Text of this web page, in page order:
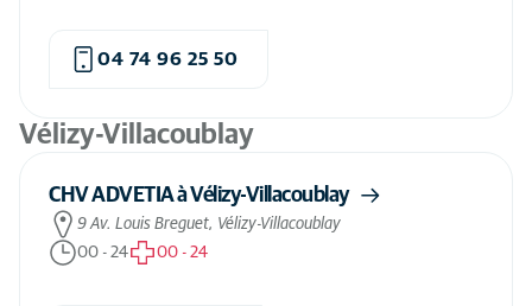
04 74 96 25 50
Vélizy-Villacoublay
CHV ADVETIA à Vélizy-Villacoublay
9 Av. Louis Breguet, Vélizy-Villacoublay
00 - 24 00 - 24